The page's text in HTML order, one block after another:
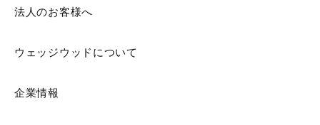
法人のお客様へ
ウェッジウッドについて
企業情報